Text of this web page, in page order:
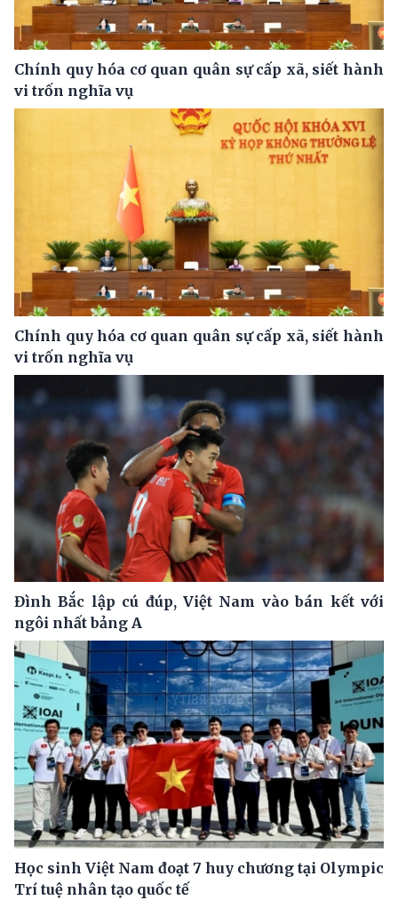
Chính quy hóa cơ quan quân sự cấp xã, siết hành
vi trốn nghĩa vụ
Chính quy hóa cơ quan quân sự cấp xã, siết hành
vi trốn nghĩa vụ
Đình Bắc lập cú đúp, Việt Nam vào bán kết với
ngôi nhất bảng A
Học sinh Việt Nam đoạt 7 huy chương tại Olympic
Trí tuệ nhân tạo quốc tế